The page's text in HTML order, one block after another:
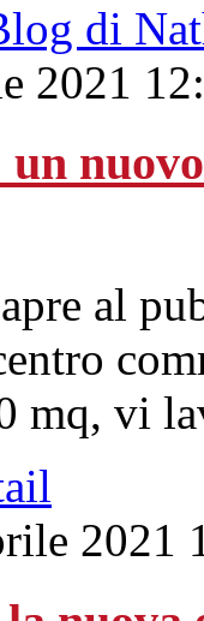
di
2021
al
mq, vi
2021